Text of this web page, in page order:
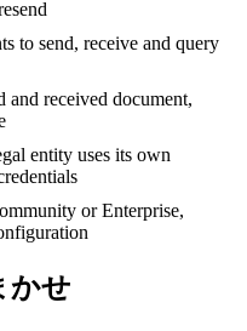
to send, receive and query
received document,
entity uses its own
or Enterprise,
かせ